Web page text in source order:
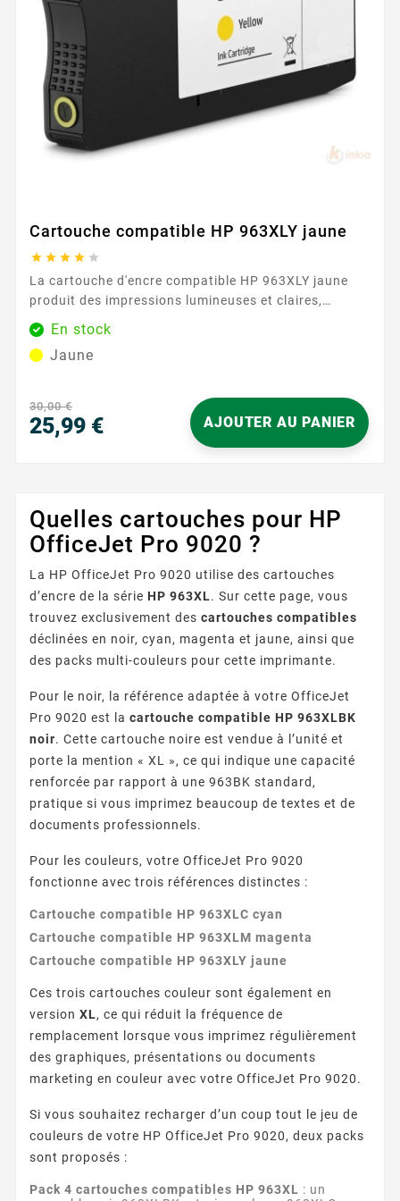
Cartouche compatible HP 963XLY jaune
    
La cartouche d'encre compatible HP 963XLY jaune
produit des impressions lumineuses et claires,
essentielles pour les documents colorés et les
images. Avec une capacité de 1600 pages, cette
cartouche assure des résultats constants et fiables,
formule d'encre avancée garantit des couleurs riches
et éclatantes, reproduisant fidèlement les...
En stock
Jaune
30,00 €
25,99 € AJOUTER AU PANIER
Quelles cartouches pour HP
OfficeJet Pro 9020 ?
La HP OfficeJet Pro 9020 utilise des cartouches
d’encre de la série HP 963XL. Sur cette page, vous
trouvez exclusivement des cartouches compatibles
déclinées en noir, cyan, magenta et jaune, ainsi que
des packs multi-couleurs pour cette imprimante.
Pour le noir, la référence adaptée à votre OfficeJet
Pro 9020 est la cartouche compatible HP 963XLBK
noir. Cette cartouche noire est vendue à l’unité et
porte la mention « XL », ce qui indique une capacité
renforcée par rapport à une 963BK standard,
pratique si vous imprimez beaucoup de textes et de
documents professionnels.
Pour les couleurs, votre OfficeJet Pro 9020
fonctionne avec trois références distinctes :
Cartouche compatible HP 963XLC cyan
Cartouche compatible HP 963XLM magenta
Cartouche compatible HP 963XLY jaune
Ces trois cartouches couleur sont également en
version XL, ce qui réduit la fréquence de
remplacement lorsque vous imprimez régulièrement
des graphiques, présentations ou documents
marketing en couleur avec votre OfficeJet Pro 9020.
Si vous souhaitez recharger d’un coup tout le jeu de
couleurs de votre HP OfficeJet Pro 9020, deux packs
sont proposés :
Pack 4 cartouches compatibles HP 963XL : un